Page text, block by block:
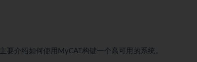
要介绍如何使用MyCAT构键一个高可用的系统。